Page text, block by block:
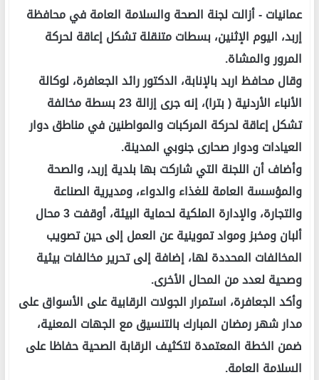
عمانيات -أزالت لجنة الصحة والسلامة العامة في محافظة
إربد، اليوم الإثنين، بسطات متنقلة تشكل إعاقة لحركة
المرور والمشاة.
وقال محافظ اربد بالإنابة، الدكتور رائد الجعافرة، لوكالة
الأنباء الأردنية ( بترا)، إنه جرى إزالة 23 بسطة مخالفة
تشكل إعاقة لحركة المركبات والمواطنين في مناطق دوار
العيادات ودوار صحارى جنوبي المدينة.
وأضاف أن اللجنة التي شاركت بها بلدية إربد، والصحة
والمؤسسة العامة للغذاء والدواء، ومديرية الصناعة
والتجارة، والإدارة الملكية لحماية البيئة، أوقفت 3 محال
ألبان ومخبز ومواد تموينية عن العمل إلى حين تصويب
المخالفات المحددة لها، إضافة إلى تحرير مخالفات بيئية
وصحية لعدد من المحال الأخرى.
وأكد الجعافرة، استمرار الجولات الرقابية على الأسواق على
مدار شهر رمضان المبارك بالتنسيق مع الجهات المعنية،
ضمن الخطة المعتمدة لتكثيف الرقابة الصحية حفاظا على
السلامة العامة.